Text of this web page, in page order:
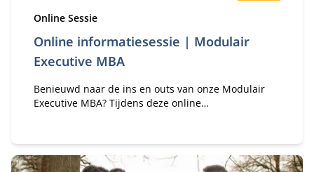
Online informatiesessie | Modulair
Executive MBA
Type:
Online Sessie
Benieuwd naar de ins en outs van onze Modulair
Executive MBA? Tijdens deze online
Bie.